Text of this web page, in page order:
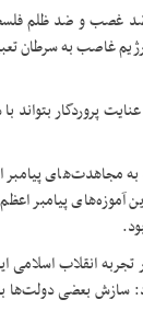
و ضد ظلم فلسطین
رژیم غاصب به
پروردگار
به مجاهدت‌های
پیامبر
.
انقلاب اسلامی
سازش بعضی دولت‌ها